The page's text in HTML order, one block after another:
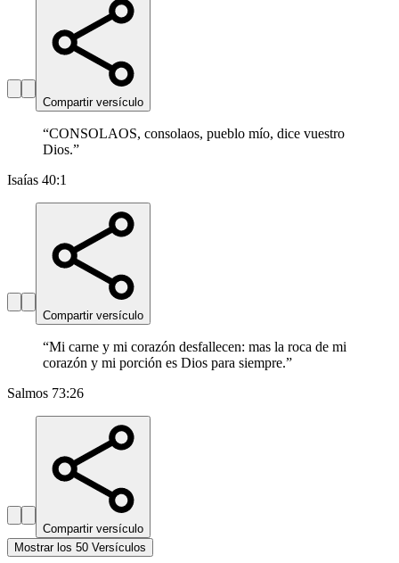
Compartir versículo
“CONSOLAOS, consolaos, pueblo mío, dice vuestro
Dios.”
Isaías 40:1
Compartir versículo
“Mi carne y mi corazón desfallecen: mas la roca de mi
corazón y mi porción es Dios para siempre.”
Salmos 73:26
Compartir versículo
Mostrar los 50 Versículos